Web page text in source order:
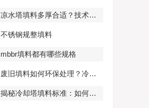
凉水塔填料多厚合适？技术参数全解析
不锈钢规整填料
mbbr填料都有哪些规格
废旧填料如何环保处理？冷却塔更换秘籍
揭秘冷却塔填料标准：如何选择更环保的材质